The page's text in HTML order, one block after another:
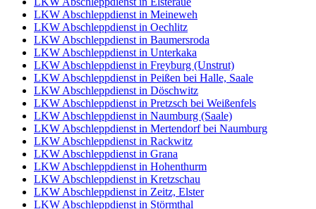
LKW Abschleppdienst in Meineweh
LKW Abschleppdienst in Oechlitz
LKW Abschleppdienst in Baumersroda
LKW Abschleppdienst in Unterkaka
LKW Abschleppdienst in Freyburg (Unstrut)
LKW Abschleppdienst in Peißen bei Halle, Saale
LKW Abschleppdienst in Döschwitz
LKW Abschleppdienst in Pretzsch bei Weißenfels
LKW Abschleppdienst in Naumburg (Saale)
LKW Abschleppdienst in Mertendorf bei Naumburg
LKW Abschleppdienst in Rackwitz
LKW Abschleppdienst in Grana
LKW Abschleppdienst in Hohenthurm
LKW Abschleppdienst in Kretzschau
LKW Abschleppdienst in Zeitz, Elster
LKW Abschleppdienst in Störmthal